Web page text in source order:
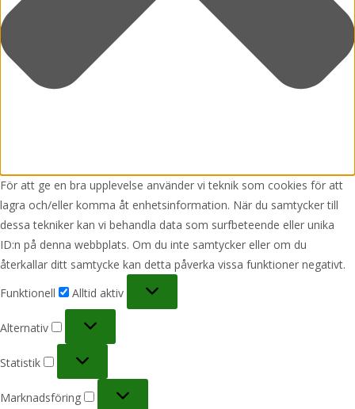
För att ge en bra upplevelse använder vi teknik som cookies för att
lagra och/eller komma åt enhetsinformation. När du samtycker till
dessa tekniker kan vi behandla data som surfbeteende eller unika
ID:n på denna webbplats. Om du inte samtycker eller om du
återkallar ditt samtycke kan detta påverka vissa funktioner negativt.
Funktionell
Alltid aktiv
Alternativ
Statistik
Marknadsföring